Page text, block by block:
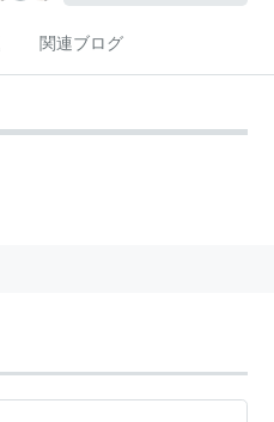
関連ブログ